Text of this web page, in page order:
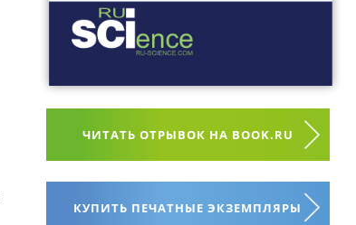
ЧИТАТЬ ОТРЫВОК НА BOOK.RU
КУПИТЬ ПЕЧАТНЫЕ ЭКЗЕМПЛЯРЫ